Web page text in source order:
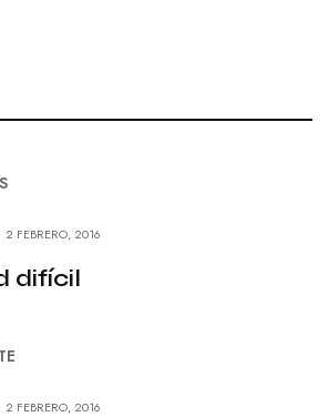
2 FEBRERO, 2016
difícil
2 FEBRERO, 2016